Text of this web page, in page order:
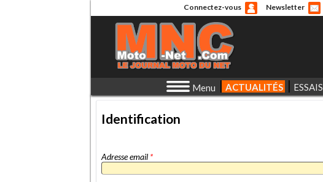
Connectez-vous Newsletter
Menu ACTUALITÉS ESSAIS
Identification
Adresse email *